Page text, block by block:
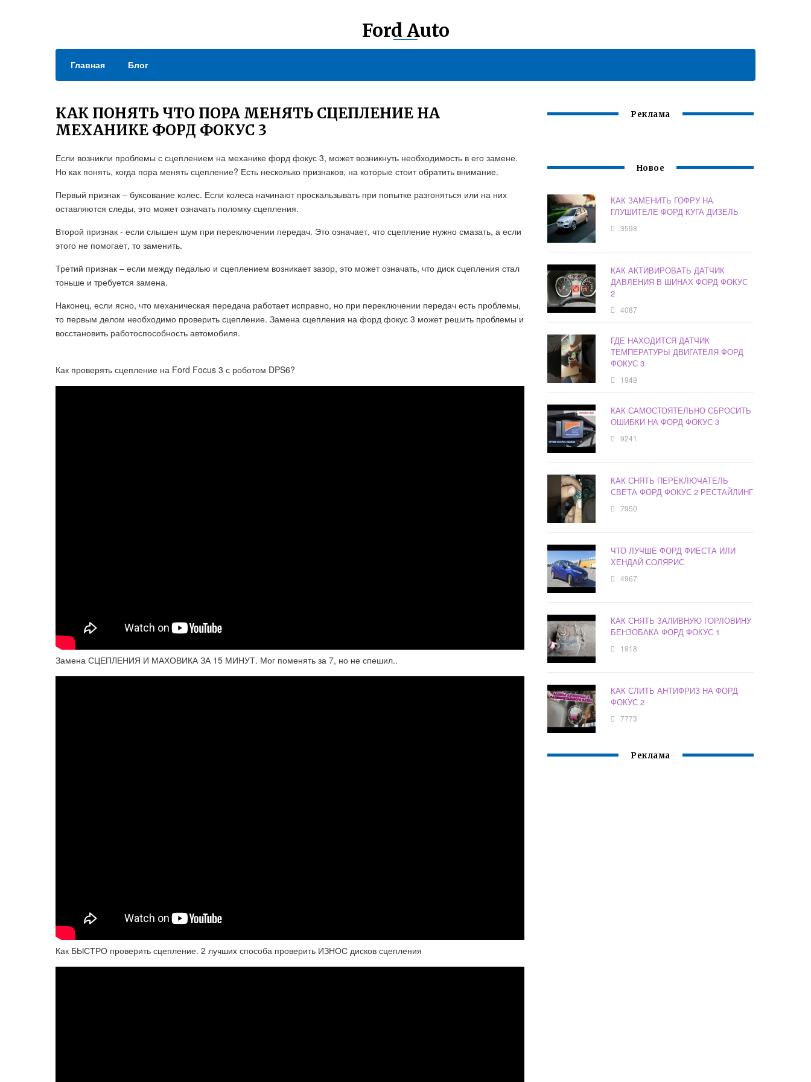
Ford Auto
Главная Блог
КАК ПОНЯТЬ ЧТО ПОРА МЕНЯТЬ СЦЕПЛЕНИЕ НА
МЕХАНИКЕ ФОРД ФОКУС 3
Если возникли проблемы с сцеплением на механике форд фокус 3, может возникнуть необходимость в его замене.
Но как понять, когда пора менять сцепление? Есть несколько признаков, на которые стоит обратить внимание.
Первый признак – буксование колес. Если колеса начинают проскальзывать при попытке разгоняться или на них
оставляются следы, это может означать поломку сцепления.
Второй признак - если слышен шум при переключении передач. Это означает, что сцепление нужно смазать, а если
этого не помогает, то заменить.
Третий признак – если между педалью и сцеплением возникает зазор, это может означать, что диск сцепления стал
тоньше и требуется замена.
Наконец, если ясно, что механическая передача работает исправно, но при переключении передач есть проблемы,
то первым делом необходимо проверить сцепление. Замена сцепления на форд фокус 3 может решить проблемы и
восстановить работоспособность автомобиля.
Как проверять сцепление на Ford Focus 3 с роботом DPS6?
Замена СЦЕПЛЕНИЯ И МАХОВИКА ЗА 15 МИНУТ. Мог поменять за 7, но не спешил..
Как БЫСТРО проверить сцепление. 2 лучших способа проверить ИЗНОС дисков сцепления
Реклама
Новое
КАК ЗАМЕНИТЬ ГОФРУ НА
ГЛУШИТЕЛЕ ФОРД КУГА ДИЗЕЛЬ
3598
КАК АКТИВИРОВАТЬ ДАТЧИК
ДАВЛЕНИЯ В ШИНАХ ФОРД ФОКУС
2
4087
ГДЕ НАХОДИТСЯ ДАТЧИК
ТЕМПЕРАТУРЫ ДВИГАТЕЛЯ ФОРД
ФОКУС 3
1949
КАК САМОСТОЯТЕЛЬНО СБРОСИТЬ
ОШИБКИ НА ФОРД ФОКУС 3
9241
КАК СНЯТЬ ПЕРЕКЛЮЧАТЕЛЬ
СВЕТА ФОРД ФОКУС 2 РЕСТАЙЛИНГ
7950
ЧТО ЛУЧШЕ ФОРД ФИЕСТА ИЛИ
ХЕНДАЙ СОЛЯРИС
4967
КАК СНЯТЬ ЗАЛИВНУЮ ГОРЛОВИНУ
БЕНЗОБАКА ФОРД ФОКУС 1
1918
КАК СЛИТЬ АНТИФРИЗ НА ФОРД
ФОКУС 2
7773
Реклама